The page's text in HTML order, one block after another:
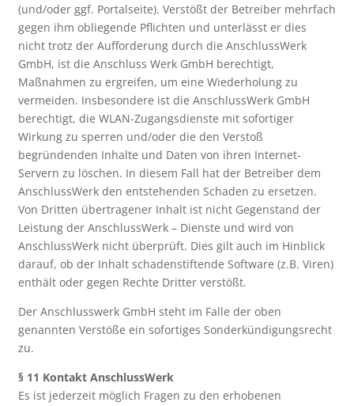
(und/oder ggf. Portalseite). Verstößt der Betreiber mehrfach
gegen ihm obliegende Pflichten und unterlässt er dies
nicht trotz der Aufforderung durch die AnschlussWerk
GmbH, ist die Anschluss Werk GmbH berechtigt,
Maßnahmen zu ergreifen, um eine Wiederholung zu
vermeiden. Insbesondere ist die AnschlussWerk GmbH
berechtigt, die WLAN-Zugangsdienste mit sofortiger
Wirkung zu sperren und/oder die den Verstoß
begründenden Inhalte und Daten von ihren Internet-
Servern zu löschen. In diesem Fall hat der Betreiber dem
AnschlussWerk den entstehenden Schaden zu ersetzen.
Von Dritten übertragener Inhalt ist nicht Gegenstand der
Leistung der AnschlussWerk – Dienste und wird von
AnschlussWerk nicht überprüft. Dies gilt auch im Hinblick
darauf, ob der Inhalt schadenstiftende Software (z.B. Viren)
enthält oder gegen Rechte Dritter verstößt.
Der Anschlusswerk GmbH steht im Falle der oben
genannten Verstöße ein sofortiges Sonderkündigungsrecht
zu.
§ 11 Kontakt AnschlussWerk
Es ist jederzeit möglich Fragen zu den erhobenen